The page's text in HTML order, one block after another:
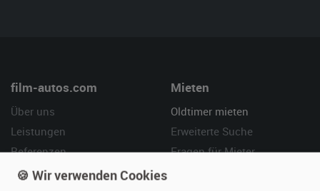
film-autos.com
Über uns
Leistungen
Referenzen
Kundenmeinungen
Mieten
Oldtimer mieten
Erweiterte Suche
Fragen für Mieter
🍪 Wir verwenden Cookies